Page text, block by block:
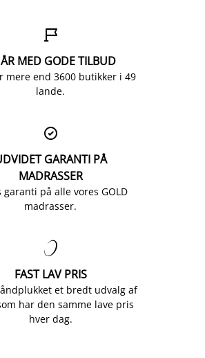

MED GODE TILBUD
mere end 3600 butikker i 49
lande.

GARANTI PÅ
MADRASSER
garanti på alle vores GOLD
madrasser.

FAST LAV PRIS
et bredt udvalg af
har den samme lave pris
hver dag.